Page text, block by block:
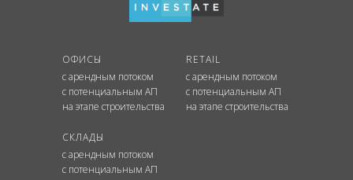
ОФИСЫ
с арендным потоком
с потенциальным АП
на этапе строительства
RETAIL
с арендным потоком
с потенциальным АП
на этапе строительства
СКЛАДЫ
с арендным потоком
с потенциальным АП